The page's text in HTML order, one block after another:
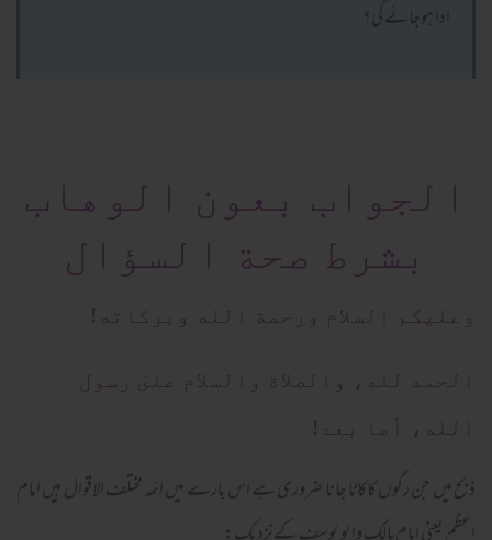
ادا ہوجائے گی؟
الجواب بعون الوهاب
بشرط صحة السؤال
وعلیکم السلام ورحمة الله وبرکاته!
الحمد لله، والصلاة والسلام علىٰ رسول
الله، أما بعد!
ذبح میں جن رگوں کاکاٹا جانا ضروری ہے اس بارے میں ائمہ مختلف الاقوال ہیں امام